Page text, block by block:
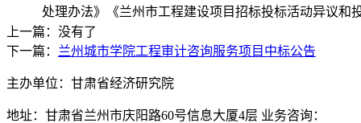
处理办法》《兰州市工程建设项目招标投标活动异议和
上一篇：没有了
下一篇： 兰州城市学院工程审计咨询服务项目中标公告
主办单位：甘肃省经济研究院
地址：甘肃省兰州市庆阳路60号信息大厦4层 业务咨询：